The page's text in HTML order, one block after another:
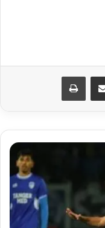
مشاركة عبر البريد طباعة